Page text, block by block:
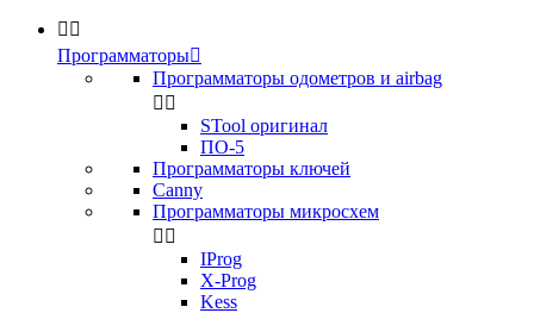
 
Программаторы
Программаторы одометров и airbag
 
STool оригинал
ПО-5
Программаторы ключей
Canny
Программаторы микросхем
 
IProg
X-Prog
Kess